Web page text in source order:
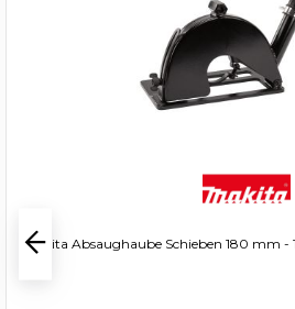
Makita Absaughaube Schieben 180 mm -